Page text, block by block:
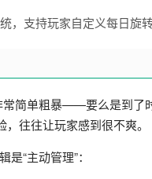
简单粗暴——要么是到了
，往往让玩家感到很不爽。
“主动管理”：